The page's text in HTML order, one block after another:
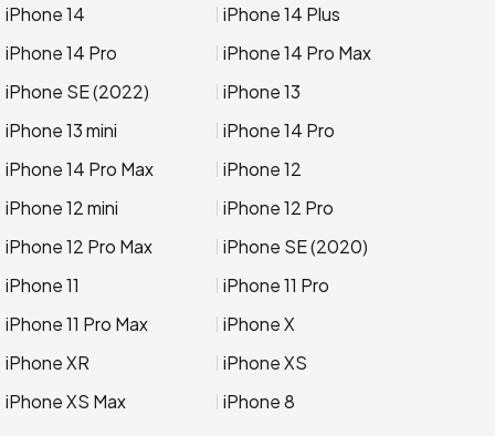
iPhone 14
iPhone 14 Plus
iPhone 14 Pro
iPhone 14 Pro Max
iPhone SE (2022)
iPhone 13
iPhone 13 mini
iPhone 14 Pro
iPhone 14 Pro Max
iPhone 12
iPhone 12 mini
iPhone 12 Pro
iPhone 12 Pro Max
iPhone SE (2020)
iPhone 11
iPhone 11 Pro
iPhone 11 Pro Max
iPhone X
iPhone XR
iPhone XS
iPhone XS Max
iPhone 8